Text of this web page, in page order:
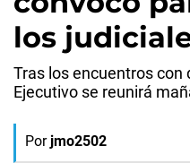
los
Tras los encuentros con
Ejecutivo se reunirá
Por jmo2502